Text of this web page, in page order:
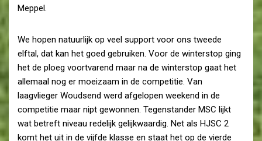
Meppel.
We hopen natuurlijk op veel support voor ons tweede
elftal, dat kan het goed gebruiken. Voor de winterstop ging
het de ploeg voortvarend maar na de winterstop gaat het
allemaal nog er moeizaam in de competitie. Van
laagvlieger Woudsend werd afgelopen weekend in de
competitie maar nipt gewonnen. Tegenstander MSC lijkt
wat betreft niveau redelijk gelijkwaardig. Net als HJSC 2
komt het uit in de vijfde klasse en staat het op de vierde